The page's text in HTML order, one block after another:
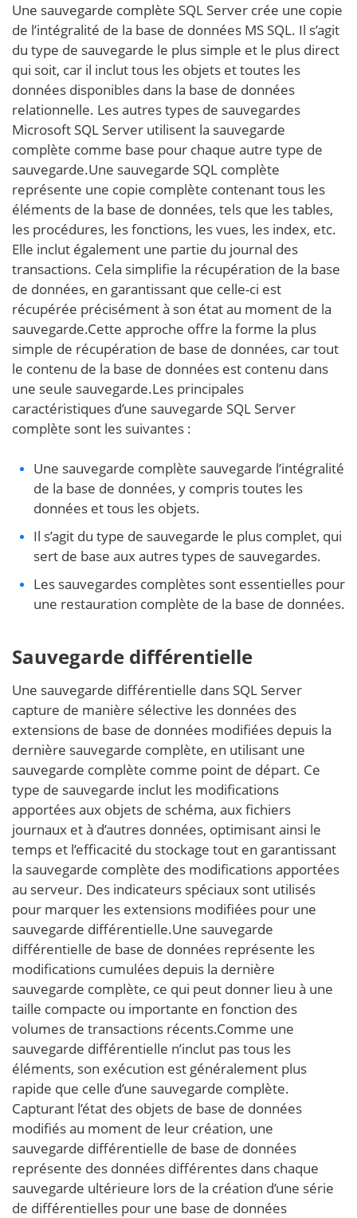
Une sauvegarde complète SQL Server crée une copie
de l’intégralité de la base de données MS SQL. Il s’agit
du type de sauvegarde le plus simple et le plus direct
qui soit, car il inclut tous les objets et toutes les
données disponibles dans la base de données
relationnelle. Les autres types de sauvegardes
Microsoft SQL Server utilisent la sauvegarde
complète comme base pour chaque autre type de
sauvegarde.Une sauvegarde SQL complète
représente une copie complète contenant tous les
éléments de la base de données, tels que les tables,
les procédures, les fonctions, les vues, les index, etc.
Elle inclut également une partie du journal des
transactions. Cela simplifie la récupération de la base
de données, en garantissant que celle-ci est
récupérée précisément à son état au moment de la
sauvegarde.Cette approche offre la forme la plus
simple de récupération de base de données, car tout
le contenu de la base de données est contenu dans
une seule sauvegarde.Les principales
caractéristiques d’une sauvegarde SQL Server
complète sont les suivantes :
Une sauvegarde complète sauvegarde l’intégralité
de la base de données, y compris toutes les
données et tous les objets.
Il s’agit du type de sauvegarde le plus complet, qui
sert de base aux autres types de sauvegardes.
Les sauvegardes complètes sont essentielles pour
une restauration complète de la base de données.
Sauvegarde différentielle
Une sauvegarde différentielle dans SQL Server
capture de manière sélective les données des
extensions de base de données modifiées depuis la
dernière sauvegarde complète, en utilisant une
sauvegarde complète comme point de départ. Ce
type de sauvegarde inclut les modifications
apportées aux objets de schéma, aux fichiers
journaux et à d’autres données, optimisant ainsi le
temps et l’efficacité du stockage tout en garantissant
la sauvegarde complète des modifications apportées
au serveur. Des indicateurs spéciaux sont utilisés
pour marquer les extensions modifiées pour une
sauvegarde différentielle.Une sauvegarde
différentielle de base de données représente les
modifications cumulées depuis la dernière
sauvegarde complète, ce qui peut donner lieu à une
taille compacte ou importante en fonction des
volumes de transactions récents.Comme une
sauvegarde différentielle n’inclut pas tous les
éléments, son exécution est généralement plus
rapide que celle d’une sauvegarde complète.
Capturant l’état des objets de base de données
modifiés au moment de leur création, une
sauvegarde différentielle de base de données
représente des données différentes dans chaque
sauvegarde ultérieure lors de la création d’une série
de différentielles pour une base de données